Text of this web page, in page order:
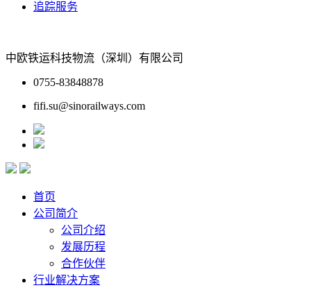
追踪服务
中欧铁运科技物流（深圳）有限公司
0755-83848878
fifi.su@sinorailways.com
首页
公司简介
公司介绍
发展历程
合作伙伴
行业解决方案